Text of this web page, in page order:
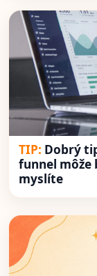
Dobrý
funnel môže
myslíte